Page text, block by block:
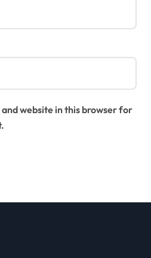
website in this browser for